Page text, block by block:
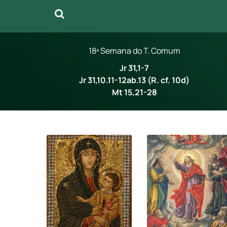
18ª Semana do T. Comum
Jr 31,1-7
Jr 31,10.11-12ab.13 (R. cf. 10d)
Mt 15,21-28